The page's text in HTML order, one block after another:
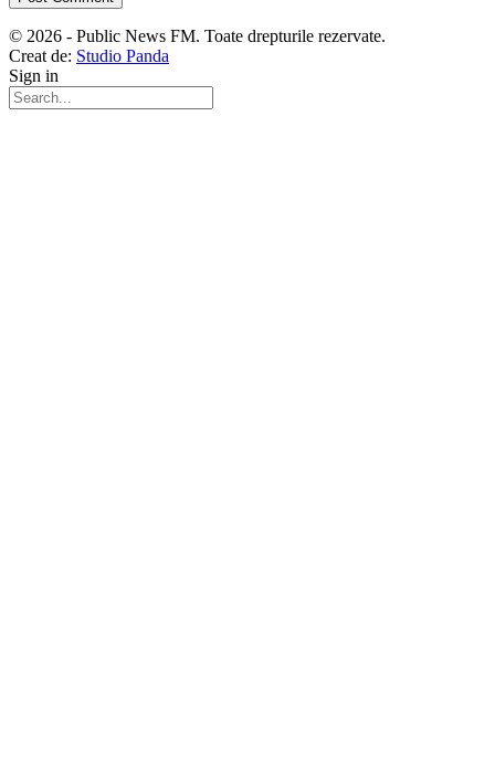
© 2026 - Public News FM. Toate drepturile rezervate.
Creat de: Studio Panda
Sign in